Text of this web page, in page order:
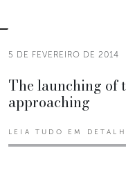
5 DE FEVEREIRO DE 2014
The launching of
approaching
LEIA TUDO EM